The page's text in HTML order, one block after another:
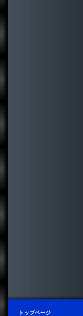
トップページ